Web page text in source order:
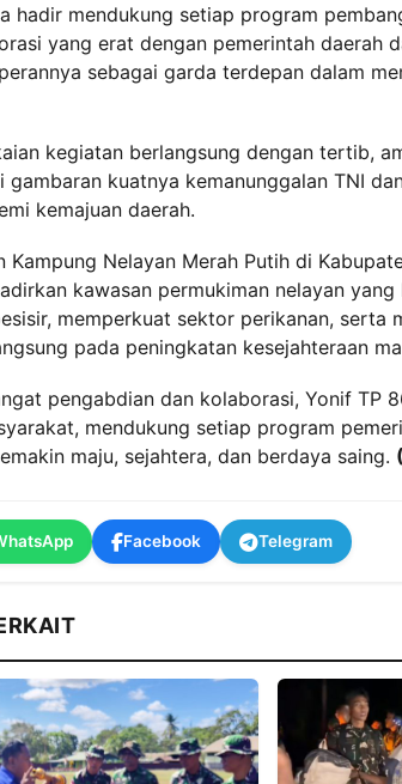
hadir mendukung setiap program
yang erat dengan pemerintah daerah
sebagai garda terdepan dalam
kegiatan berlangsung dengan tertib,
gambaran kuatnya kemanunggalan TNI
kemajuan daerah.
Kampung Nelayan Merah Putih di
kawasan permukiman nelayan
memperkuat sektor perikanan,
pada peningkatan kesejahteraan
pengabdian dan kolaborasi, Yonif TP
mendukung setiap program
maju, sejahtera, dan berdaya saing.
Facebook Telegram